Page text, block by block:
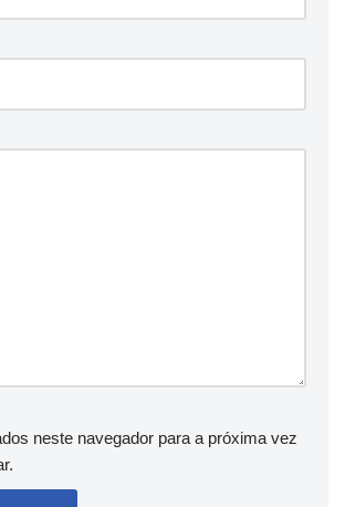
neste navegador para a próxima vez